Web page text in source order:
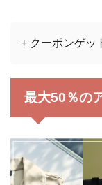
+ クーポンゲッ
最大50％の